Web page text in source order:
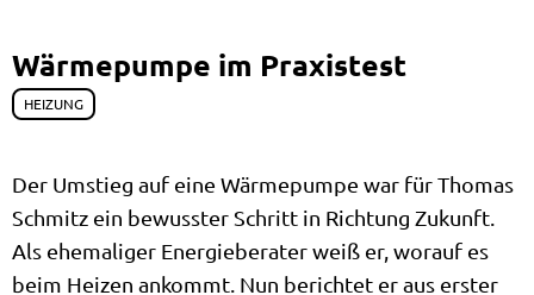
Wärmepumpe im Praxistest
HEIZUNG
Der Umstieg auf eine Wärmepumpe war für Thomas
Schmitz ein bewusster Schritt in Richtung Zukunft.
Als ehemaliger Energieberater weiß er, worauf es
beim Heizen ankommt. Nun berichtet er aus erster